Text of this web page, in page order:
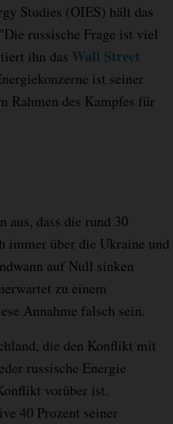
Studies (OIES) hält das
russische Frage ist viel
ihn das Wall Street
ist seiner
Rahmen des Kampfes für
aus, dass die rund 30
immer über die Ukraine und
auf Null sinken
zu einem
Annahme falsch sein.
die den Konflikt mit
russische Energie
vorüber ist.
40 Prozent seiner